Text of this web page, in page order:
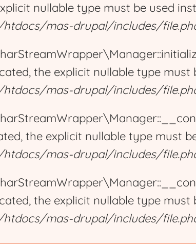
nullable type must be used
mas-drupal/includes/
the explicit nullable type must
mas-drupal/includes/
the explicit nullable type must
mas-drupal/includes/
the explicit nullable type must
mas-drupal/includes/